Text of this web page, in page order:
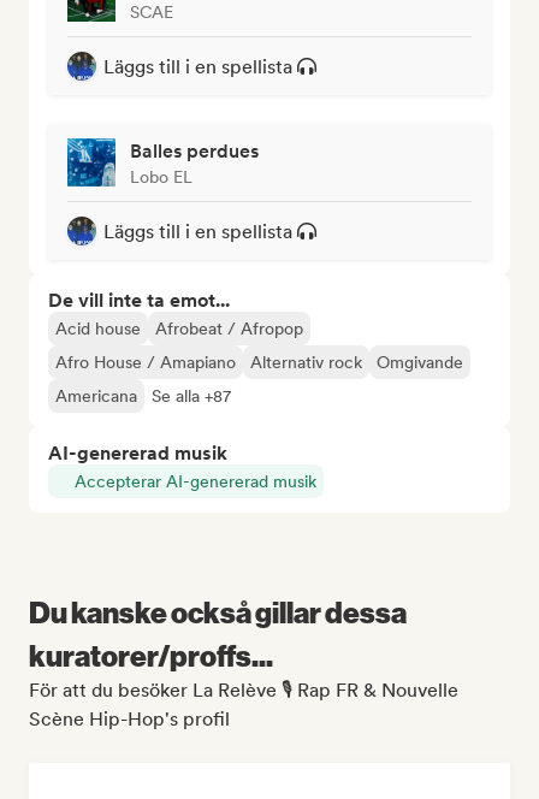
SCAE
Läggs till i en spellista
Balles perdues
Lobo EL
Läggs till i en spellista
De vill inte ta emot...
Acid house
Afrobeat / Afropop
Afro House / Amapiano
Alternativ rock
Omgivande
Americana
Se alla +87
AI-genererad musik
Accepterar AI-genererad musik
Du kanske också gillar dessa
kuratorer/proffs...
För att du besöker La Relève 🎙️ Rap FR & Nouvelle
Scène Hip-Hop's profil